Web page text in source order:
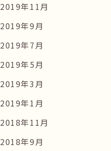
2019年11月
2019年9月
2019年7月
2019年5月
2019年3月
2019年1月
2018年11月
2018年9月